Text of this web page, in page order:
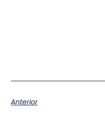
Anterior